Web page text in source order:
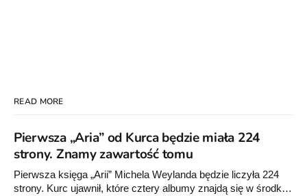
READ MORE
Pierwsza „Aria” od Kurca będzie miała 224
strony. Znamy zawartość tomu
Pierwsza księga „Arii” Michela Weylanda będzie liczyła 224
strony. Kurc ujawnił, które cztery albumy znajdą się w środku i